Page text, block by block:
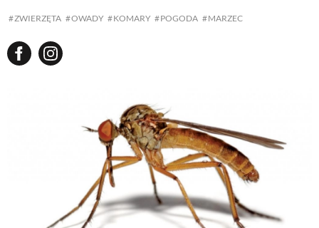
ZWIERZĘTA OWADY KOMARY POGODA MARZEC